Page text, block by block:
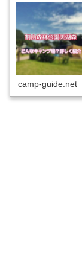
camp-guide.net